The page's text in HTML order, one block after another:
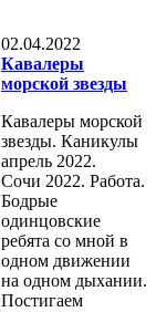
02.04.2022
Кавалеры
морской звезды
Кавалеры морской
звезды. Каникулы
апрель 2022.
Сочи 2022. Работа.
Бодрые
одинцовские
ребята со мной в
одном движении
на одном дыхании.
Постигаем